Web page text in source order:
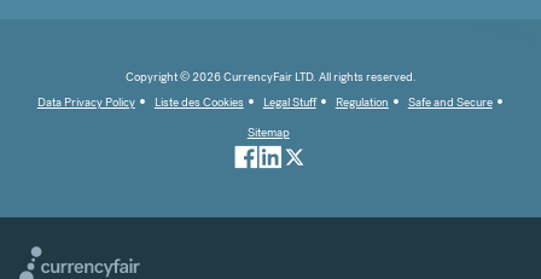
Copyright © 2026 CurrencyFair LTD. All rights reserved.
Data Privacy Policy
Liste des Cookies Legal Stuff Regulation
Safe and Secure
Sitemap